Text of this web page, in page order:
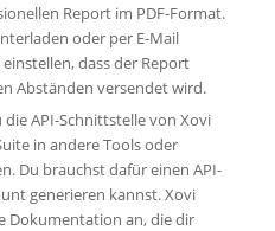
Report im PDF-Format.
oder per E-Mail
dass der Report
Abständen versendet wird.
API-Schnittstelle von Xovi
in andere Tools oder
Du brauchst dafür einen API-
generieren kannst. Xovi
Dokumentation an, die dir